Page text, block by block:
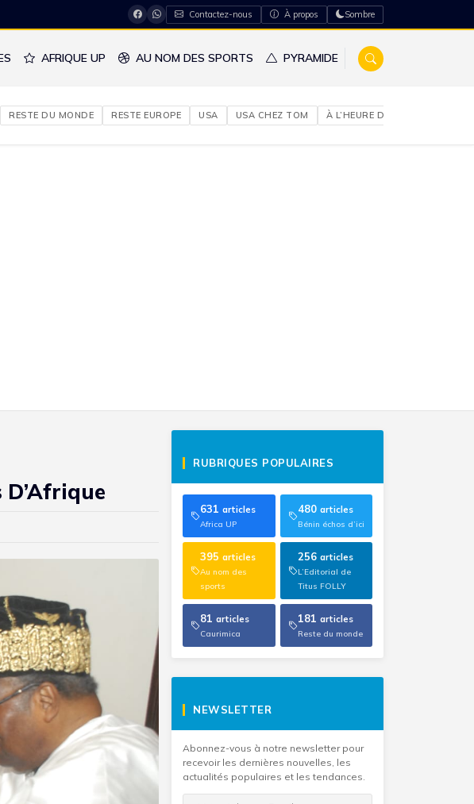
Contactez-nous À propos Sombre
AFRIQUE UP AU NOM DES SPORTS PYRAMIDE
RESTE DU MONDE RESTE EUROPE USA USA CHEZ TOM À L’HEURE DU NIGERIA
D’Afrique
RUBRIQUES POPULAIRES
631 articles
Africa UP
480 articles
Bénin échos d’ici
395 articles
Au nom des
sports
256 articles
L’Editorial de
Titus FOLLY
81 articles
Caurimica
181 articles
Reste du monde
NEWSLETTER
Abonnez-vous à notre newsletter pour
recevoir les dernières nouvelles, les
actualités populaires et les tendances.